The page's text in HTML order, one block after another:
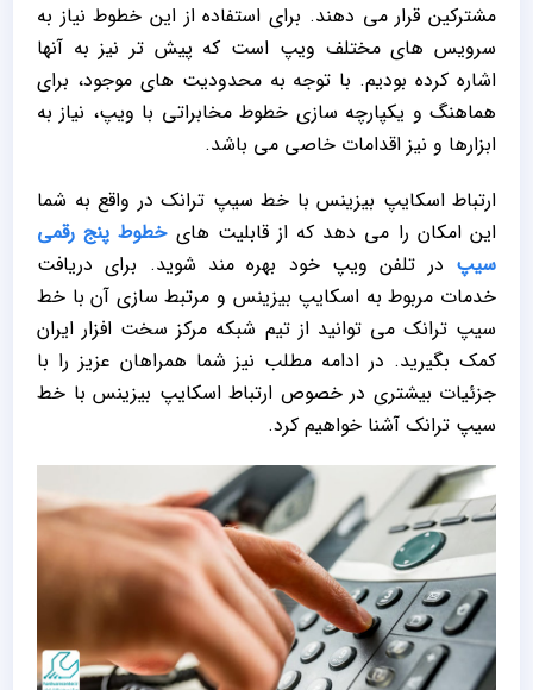
مشترکین قرار می دهند. برای استفاده از این خطوط نیاز به
سرویس های مختلف ویپ است که پیش تر نیز به آنها
اشاره کرده بودیم. با توجه به محدودیت های موجود، برای
هماهنگ و یکپارچه سازی خطوط مخابراتی با ویپ، نیاز به
ابزارها و نیز اقدامات خاصی می باشد.
ارتباط اسکایپ بیزینس با خط سیپ ترانک در واقع به شما
این امکان را می دهد که از قابلیت هایخطوط پنج رقمی
سیپ در تلفن ویپ خود بهره مند شوید. برای دریافت
خدمات مربوط به اسکایپ بیزینس و مرتبط سازی آن با خط
سیپ ترانک می توانید از تیم شبکه مرکز سخت افزار ایران
کمک بگیرید. در ادامه مطلب نیز شما همراهان عزیز را با
جزئیات بیشتری در خصوص ارتباط اسکایپ بیزینس با خط
سیپ ترانک آشنا خواهیم کرد.